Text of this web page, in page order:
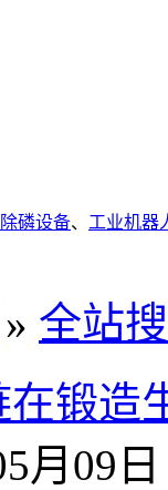
磷设备、 工业机器
» 全站
锻造
月09